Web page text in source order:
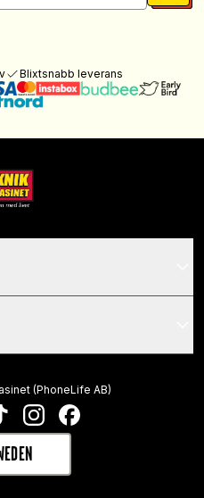
Blixtsnabb leverans
INSTAGRAMFACEBOOK
SELECT MARKET
(PhoneLife AB)